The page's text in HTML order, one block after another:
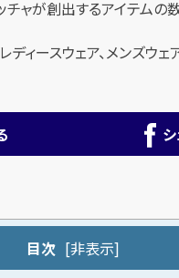
ャが創出するアイテム
ィースウェア、メンズ
目次 [非表示]